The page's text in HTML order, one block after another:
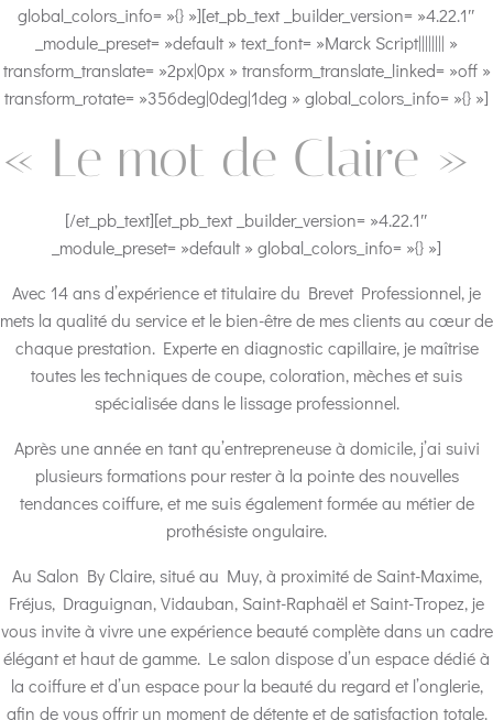
global_colors_info= »{} »][et_pb_text _builder_version= »4.22.1″
_module_preset= »default » text_font= »Marck Script|||||||| »
transform_translate= »2px|0px » transform_translate_linked= »off »
transform_rotate= »356deg|0deg|1deg » global_colors_info= »{} »]
« Le mot de Claire »
[/et_pb_text][et_pb_text _builder_version= »4.22.1″
_module_preset= »default » global_colors_info= »{} »]
Avec 14 ans d’expérience et titulaire du Brevet Professionnel, je
mets la qualité du service et le bien-être de mes clients au cœur de
chaque prestation. Experte en diagnostic capillaire, je maîtrise
toutes les techniques de coupe, coloration, mèches et suis
spécialisée dans le lissage professionnel.
Après une année en tant qu’entrepreneuse à domicile, j’ai suivi
plusieurs formations pour rester à la pointe des nouvelles
tendances coiffure, et me suis également formée au métier de
prothésiste ongulaire.
Au Salon By Claire, situé au Muy, à proximité de Saint-Maxime,
Fréjus, Draguignan, Vidauban, Saint-Raphaël et Saint-Tropez, je
vous invite à vivre une expérience beauté complète dans un cadre
élégant et haut de gamme. Le salon dispose d’un espace dédié à
la coiffure et d’un espace pour la beauté du regard et l’onglerie,
afin de vous offrir un moment de détente et de satisfaction totale.